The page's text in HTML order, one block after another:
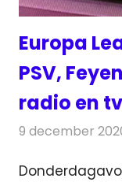
Europa
PSV,
radio en tv
9 december